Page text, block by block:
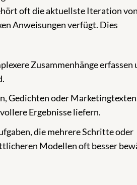
oft die aktuellste Iteration von
Anweisungen verfügt. Dies
Zusammenhänge erfassen
Gedichten oder
Ergebnisse liefern.
die mehrere Schritte oder
Modellen oft besser